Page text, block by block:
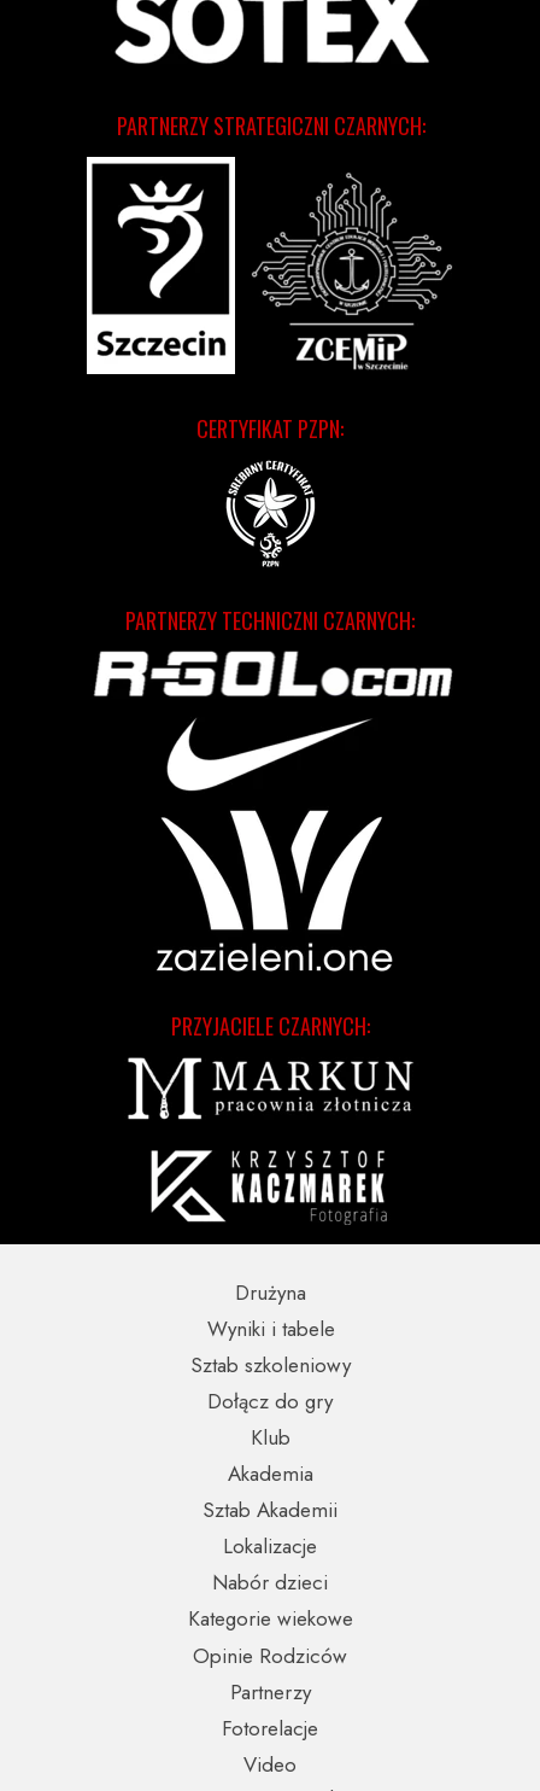
CERTYFIKAT PZPN:
PRZYJACIELE CZARNYCH:
PARTNERZY TECHNICZNI CZARNYCH:
PARTNERZY STRATEGICZNI CZARNYCH:
Partnerzy
Opinie Rodziców
Nabór dzieci
Wyniki i tabele
Video
Fotorelacje
Kategorie wiekowe
Lokalizacje
Sztab szkoleniowy
Sztab Akademii
Dołącz do gry
Drużyna
Akademia
Klub